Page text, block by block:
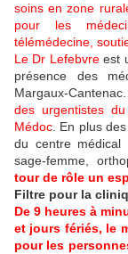
soins en zone
pour les
télémédecine,
Le Dr Lefebvreest
présence des
Margaux-
des urgentistes
Médoc . En plus
du centre médical
sage-femme,
tour de rôle un
Filtre pour la
De 9 heures à
et jours fériés, le
pour les